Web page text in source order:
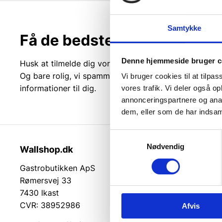
Samtykke
Denne hjemmeside bruger
Vi bruger cookies til at
vores trafik. Vi deler også
annonceringspartnere og
dem, eller som de har
Nødvendig
Afvis
Få de bedste tilbud først!
Husk at tilmelde dig vores nyhedsbrev og vær først
Og bare rolig, vi spammer dig ikke, men sender kun
informationer til dig.
Wallshop.dk
Gastrobutikken ApS
Rømersvej 33
7430 Ikast
CVR: 38952986
Service
Returvarer